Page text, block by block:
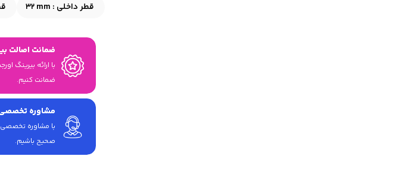
قطر داخلی : 32 mm
ضمانت اصالت
ضمانت کنیم.
مشاوره تخصصی
با مشاوره تخصصی
صحیح باشیم.